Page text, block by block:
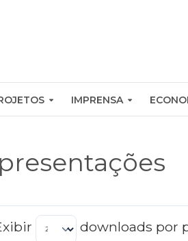
IMPRENSA
downloads por